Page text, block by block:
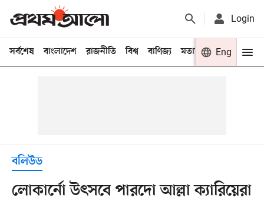
Login
সর্বশেষ বাংলাদেশ রাজনীতি বিশ্ব বাণিজ্য মতামত খেলা
Eng
বলিউড
লোকার্নো উৎসবে পারদো আল্লা ক্যারিয়েরা